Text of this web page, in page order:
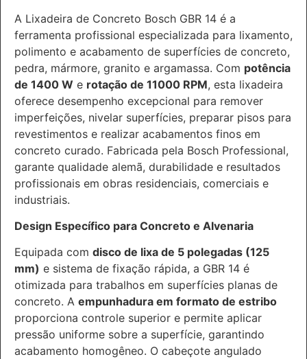
A Lixadeira de Concreto Bosch GBR 14 é a
ferramenta profissional especializada para lixamento,
polimento e acabamento de superfícies de concreto,
pedra, mármore, granito e argamassa. Com potência
de 1400 W e rotação de 11000 RPM, esta lixadeira
oferece desempenho excepcional para remover
imperfeições, nivelar superfícies, preparar pisos para
revestimentos e realizar acabamentos finos em
concreto curado. Fabricada pela Bosch Professional,
garante qualidade alemã, durabilidade e resultados
profissionais em obras residenciais, comerciais e
industriais.
Design Específico para Concreto e Alvenaria
Equipada com disco de lixa de 5 polegadas (125
mm) e sistema de fixação rápida, a GBR 14 é
otimizada para trabalhos em superfícies planas de
concreto. A empunhadura em formato de estribo
proporciona controle superior e permite aplicar
pressão uniforme sobre a superfície, garantindo
acabamento homogêneo. O cabeçote angulado